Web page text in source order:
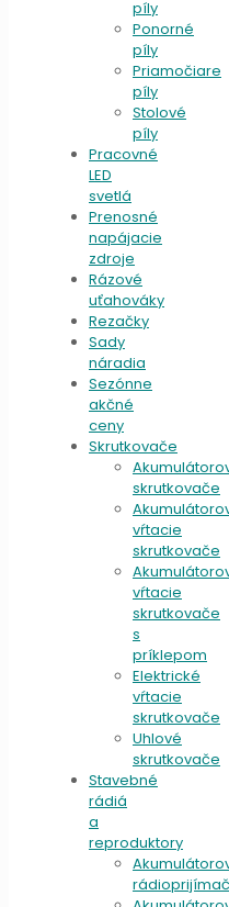
píly
Ponorné
píly
Priamočiare
píly
Stolové
píly
Pracovné
LED
svetlá
Prenosné
napájacie
zdroje
Rázové
uťahováky
Rezačky
Sady
náradia
Sezónne
akčné
ceny
Skrutkovače
skrutkovače
vŕtacie
skrutkovače
vŕtacie
skrutkovače
s
príklepom
Elektrické
vŕtacie
skrutkovače
Uhlové
skrutkovače
Stavebné
rádiá
a
reproduktory